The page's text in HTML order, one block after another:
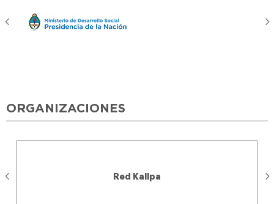
ORGANIZACIONES
Red Kallpa